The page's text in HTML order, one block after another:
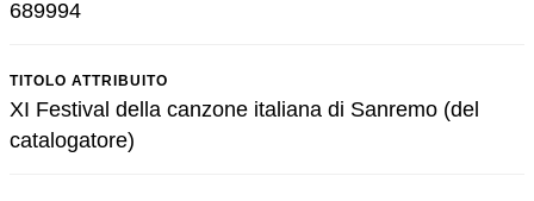
689994
TITOLO ATTRIBUITO
XI Festival della canzone italiana di Sanremo (del
catalogatore)